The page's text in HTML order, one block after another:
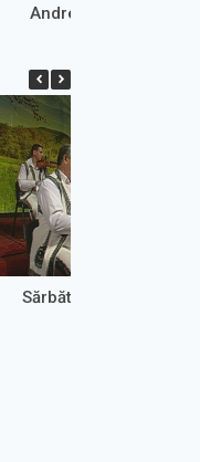
Andrei Marinaș
Sărbătoare la zi mare